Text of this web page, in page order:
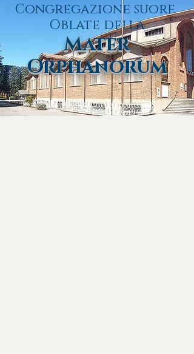
Congregazione suore
Oblate della
Mater
Orphanorum